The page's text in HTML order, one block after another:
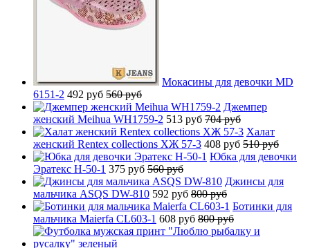
Мокасины для девочки MD
6151-2 492 руб 560 руб
Джемпер
женский Meihua WH1759-2 513 руб 704 руб
Халат
женский Rentex collections ХЖ 57-3 408 руб 510 руб
Юбка для девочки
Эратекс H-50-1 375 руб 560 руб
Джинсы для
мальчика ASQS DW-810 592 руб 800 руб
Ботинки для
мальчика Maierfa CL603-1 608 руб 800 руб